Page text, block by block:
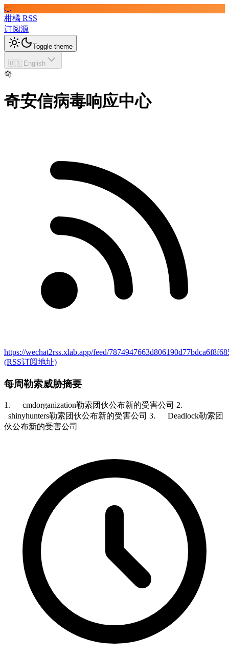
🍊
柑橘 RSS
订阅源
Toggle theme
🇺🇸 English
奇
奇安信病毒响应中心
https://wechat2rss.xlab.app/feed/
(RSS订阅地址)
每周勒索威胁摘要
1. cmdorganization勒索团伙公布新的受害公司 2.
shinyhunters勒索团伙公布新的受害公司 3. Deadlock勒索团
伙公布新的受害公司